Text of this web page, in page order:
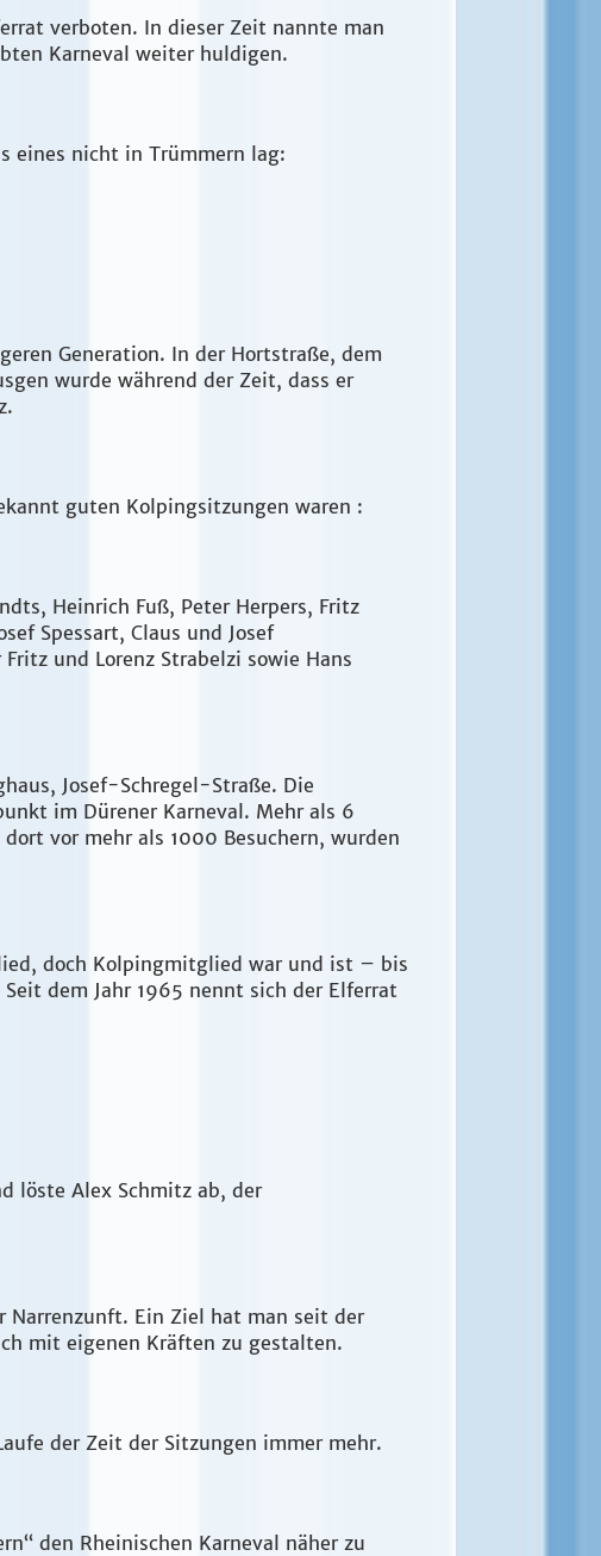
verboten. In dieser Zeit nannte man
Karneval weiter huldigen.
eines nicht in Trümmern lag:
Generation. In der Hortstraße, dem
wurde während der Zeit, dass er
guten Kolpingsitzungen waren :
Heinrich Fuß, Peter Herpers, Fritz
Spessart, Claus und Josef
und Lorenz Strabelzi sowie Hans
Josef-Schregel-Straße. Die
im Dürener Karneval. Mehr als 6
vor mehr als 1000 Besuchern, wurden
doch Kolpingmitglied war und ist – bis
dem Jahr 1965 nennt sich der Elferrat
löste Alex Schmitz ab, der
Narrenzunft. Ein Ziel hat man seit der
mit eigenen Kräften zu gestalten.
der Zeit der Sitzungen immer mehr.
den Rheinischen Karneval näher zu